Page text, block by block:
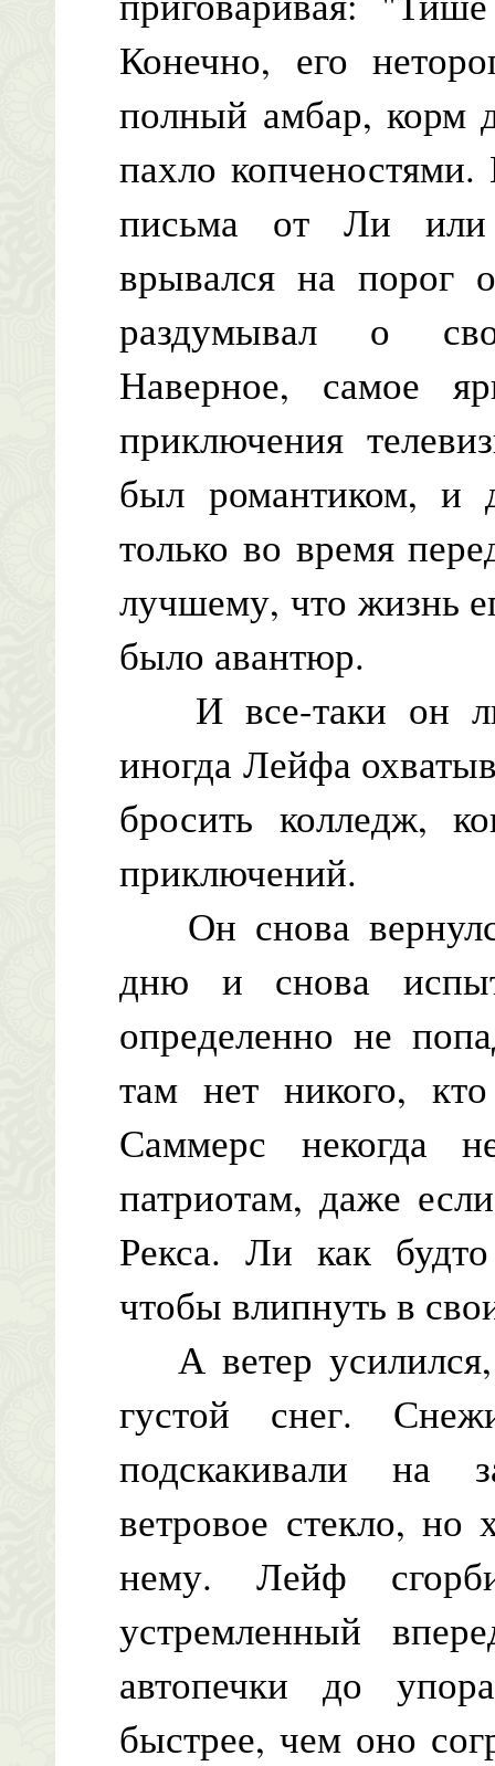
Конечно, его
полный амбар, корм
пахло
письма от Ли или
врывался на порог
раздумывал о
Наверное, самое
приключения
был романтиком, и
только во время
лучшему, что жизнь
было авантюр.
И все-таки он
иногда Лейфа
бросить колледж,
приключений.
Он снова
дню и снова
определенно не
там нет никого,
Саммерс некогда
патриотам, даже
Рекса. Ли как
чтобы влипнуть в
А ветер усилился,
густой снег.
подскакивали на
ветровое стекло,
нему. Лейф
устремленный
автопечки до
быстрее, чем оно